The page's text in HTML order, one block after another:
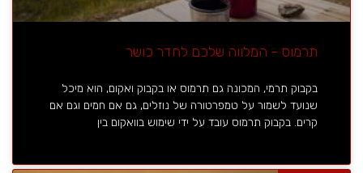
תרמוס – המלווה שלכם לחדר כושר
בקבוק תרמי, המכונה גם תרמוס או בקבוק ואקום, הוא מיכל
שנועד לשמור על טמפרטורה של נוזלים, גם אם חמים וגם אם
קרים. בקבוק תרמוס עובד על ידי שימוש בוואקום בין